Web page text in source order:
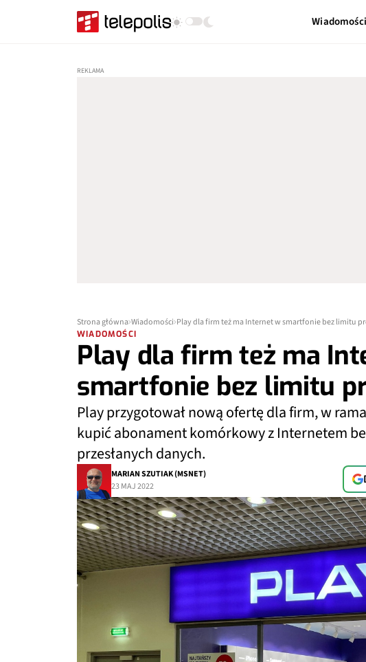
Wiadomości
Strona główna Wiadomości Play dla firm też ma Internet w smartfonie bez limitu
WIADOMOŚCI
Play dla firm też ma
smartfonie bez limitu
Play przygotował nową ofertę dla firm, w
kupić abonament komórkowy z Internetem
przesłanych danych.
MARIAN SZUTIAK (MSNET)
23 MAJ 2022